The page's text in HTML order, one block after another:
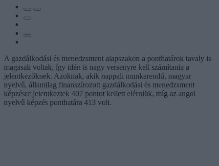
A gazdálkodási és menedzsment alapszakon a ponthatárok tavaly is
magasak voltak, így idén is nagy versenyre kell számítania a
jelentkezőknek. Azoknak, akik nappali munkarendű, magyar
nyelvű, államilag finanszírozott gazdálkodási és menedzsment
képzésre jelentkeztek 407 pontot kellett elérniük, míg az angol
nyelvű képzés ponthatára 413 volt.